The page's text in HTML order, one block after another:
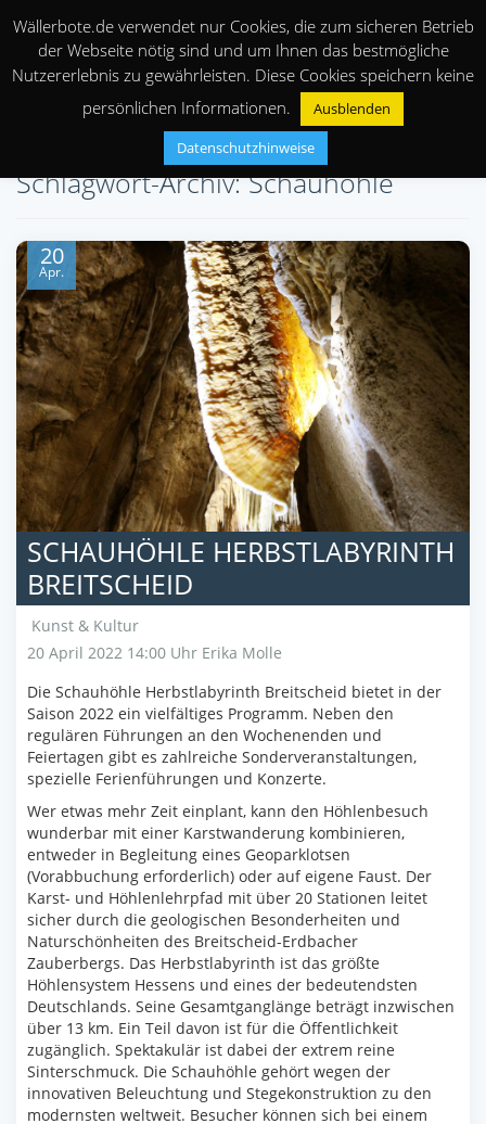
Schlagwort-Archiv: Schauhöhle
20
Apr.
SCHAUHÖHLE HERBSTLABYRINTH
BREITSCHEID
Kunst & Kultur
20 April 2022 14:00 Uhr Erika Molle
Die Schauhöhle Herbstlabyrinth Breitscheid bietet in der
Saison 2022 ein vielfältiges Programm. Neben den
regulären Führungen an den Wochenenden und
Feiertagen gibt es zahlreiche Sonderveranstaltungen,
spezielle Ferienführungen und Konzerte.
Wer etwas mehr Zeit einplant, kann den Höhlenbesuch
wunderbar mit einer Karstwanderung kombinieren,
entweder in Begleitung eines Geoparklotsen
(Vorabbuchung erforderlich) oder auf eigene Faust. Der
Karst- und Höhlenlehrpfad mit über 20 Stationen leitet
sicher durch die geologischen Besonderheiten und
Naturschönheiten des Breitscheid-Erdbacher
Zauberbergs. Das Herbstlabyrinth ist das größte
Höhlensystem Hessens und eines der bedeutendsten
Deutschlands. Seine Gesamtganglänge beträgt inzwischen
über 13 km. Ein Teil davon ist für die Öffentlichkeit
zugänglich. Spektakulär ist dabei der extrem reine
Sinterschmuck. Die Schauhöhle gehört wegen der
innovativen Beleuchtung und Stegekonstruktion zu den
modernsten weltweit. Besucher können sich bei einem
Wällerbote.de verwendet nur Cookies, die zum sicheren Betrieb
der Webseite nötig sind und um Ihnen das bestmögliche
Nutzererlebnis zu gewährleisten. Diese Cookies speichern keine
persönlichen Informationen.
Ausblenden
Datenschutzhinweise